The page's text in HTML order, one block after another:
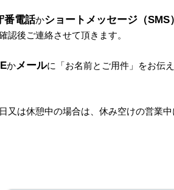
番電話かショートメッセージ（SMS）
認後ご連絡させて頂きます。
かメールに 「お名前とご用件 」 をお伝
又は休憩中の場合は、休み空けの営業中